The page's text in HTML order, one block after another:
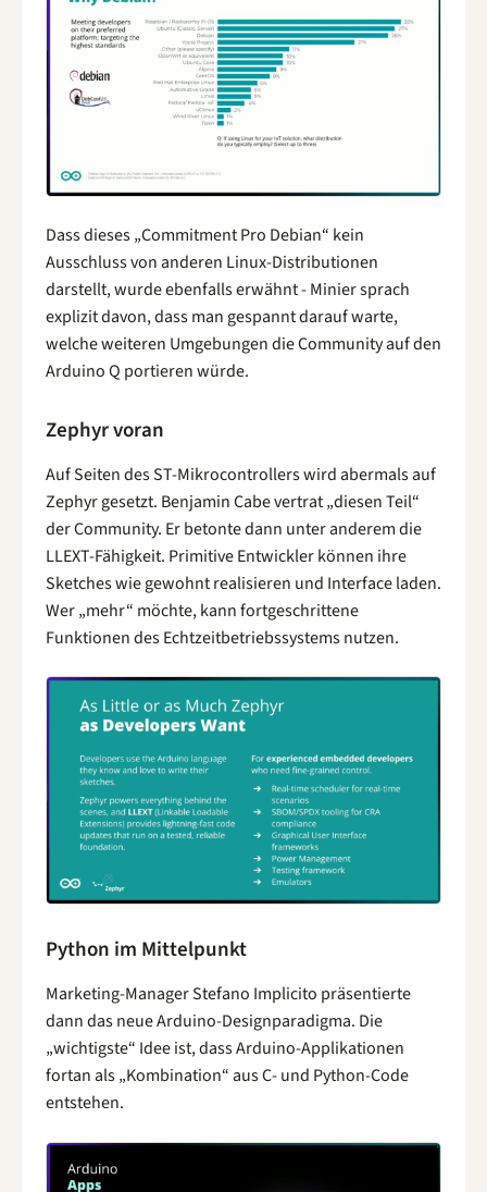
Dass dieses „Commitment Pro Debian“ kein
Ausschluss von anderen Linux-Distributionen
darstellt, wurde ebenfalls erwähnt - Minier sprach
explizit davon, dass man gespannt darauf warte,
welche weiteren Umgebungen die Community auf den
Arduino Q portieren würde.
Zephyr voran
Auf Seiten des ST-Mikrocontrollers wird abermals auf
Zephyr gesetzt. Benjamin Cabe vertrat „diesen Teil“
der Community. Er betonte dann unter anderem die
LLEXT-Fähigkeit. Primitive Entwickler können ihre
Sketches wie gewohnt realisieren und Interface laden.
Wer „mehr“ möchte, kann fortgeschrittene
Funktionen des Echtzeitbetriebssystems nutzen.
Python im Mittelpunkt
Marketing-Manager Stefano Implicito präsentierte
dann das neue Arduino-Designparadigma. Die
„wichtigste“ Idee ist, dass Arduino-Applikationen
fortan als „Kombination“ aus C- und Python-Code
entstehen.